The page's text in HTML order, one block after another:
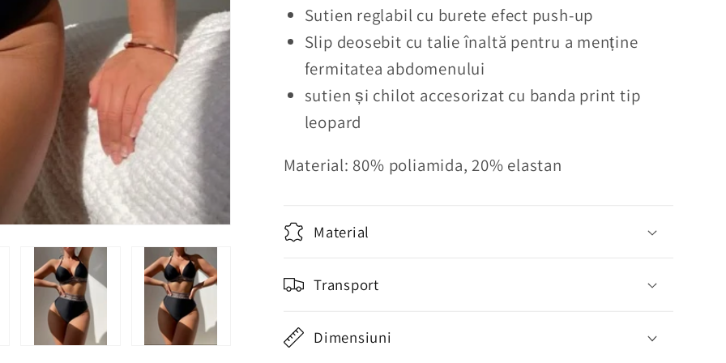
baie
din
2
piese
Black
Panter
baie
din
2
piese
Sutien reglabil cu burete efect push-up
Slip deosebit cu talie înaltă pentru a menține
fermitatea abdomenului
sutien și chilot accesorizat cu banda print tip
leopard
Material: 80% poliamida, 20% elastan
Material
Transport
Dimensiuni